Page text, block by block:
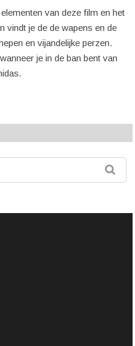
van deze film en het
vindt je de de wapens en de
en vijandelijke perzen.
je in de ban bent van